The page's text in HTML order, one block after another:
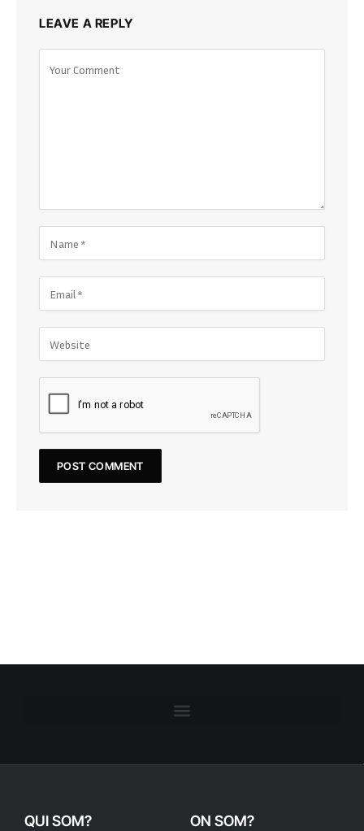
LEAVE A REPLY
QUI SOM? ON SOM?